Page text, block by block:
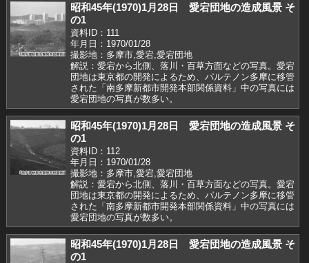
昭和45年(1970)1月28日 愛宕団地の造成風景 そ
の1
資料ID：111
年月日：1970/01/28
撮影地：多摩市,愛宕,愛宕団地
解説：愛宕から北側、落川・百草方面などの写真。愛宕
団地は東京都の開発によるため、パルテノン多摩に移管
された「南多摩新都市開発本部関係資料」中の写真には
愛宕団地の写真が数多い。
昭和45年(1970)1月28日 愛宕団地の造成風景 そ
の1
資料ID：112
年月日：1970/01/28
撮影地：多摩市,愛宕,愛宕団地
解説：愛宕から北側、落川・百草方面などの写真。愛宕
団地は東京都の開発によるため、パルテノン多摩に移管
された「南多摩新都市開発本部関係資料」中の写真には
愛宕団地の写真が数多い。
昭和45年(1970)1月28日 愛宕団地の造成風景 そ
の1